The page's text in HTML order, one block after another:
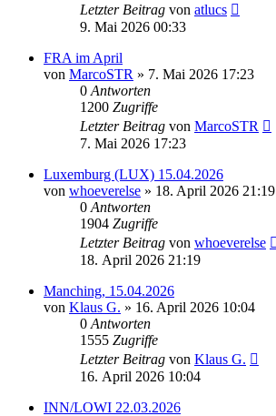
Letzter Beitrag von atlucs
9. Mai 2026 00:33
FRA im April
von MarcoSTR » 7. Mai 2026 17:23
0 Antworten
1200 Zugriffe
Letzter Beitrag von MarcoSTR
7. Mai 2026 17:23
Luxemburg (LUX) 15.04.2026
von whoeverelse » 18. April 2026 21:19
0 Antworten
1904 Zugriffe
Letzter Beitrag von whoeverelse
18. April 2026 21:19
Manching, 15.04.2026
von Klaus G. » 16. April 2026 10:04
0 Antworten
1555 Zugriffe
Letzter Beitrag von Klaus G.
16. April 2026 10:04
INN/LOWI 22.03.2026